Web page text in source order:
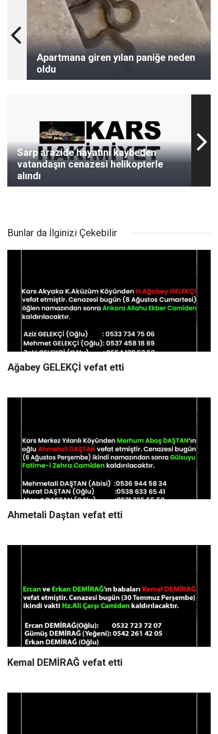
Apartmana giren yılan paniğe neden
oldu
Sarp arazide hayatını kaybeden
vatandaşın cenazesi helikopterle
alındı
Bunlar da İlginizi Çekebilir
Ağabey GELEKÇİ vefat etti
Ahmetali Daştan vefat etti
Kemal DEMİRAĞ vefat etti